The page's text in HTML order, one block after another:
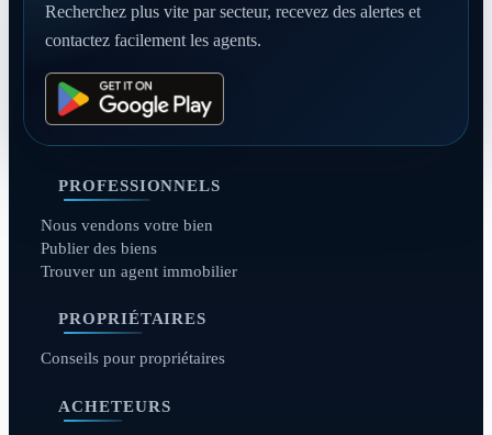
Recherchez plus vite par secteur, recevez des alertes et
contactez facilement les agents.
PROFESSIONNELS
Nous vendons votre bien
Publier des biens
Trouver un agent immobilier
PROPRIÉTAIRES
Conseils pour propriétaires
ACHETEURS